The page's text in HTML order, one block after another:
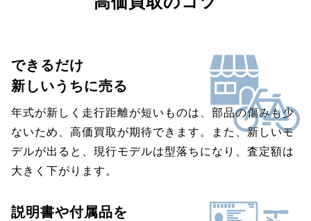
できるだけ
新しいうちに売る
年式が新しく走行距離が短いものは、部品の傷みも少
ないため、高価買取が期待できます。また、新しいモ
デルが出ると、現行モデルは型落ちになり、査定額は
大きく下がります。
説明書や付属品を